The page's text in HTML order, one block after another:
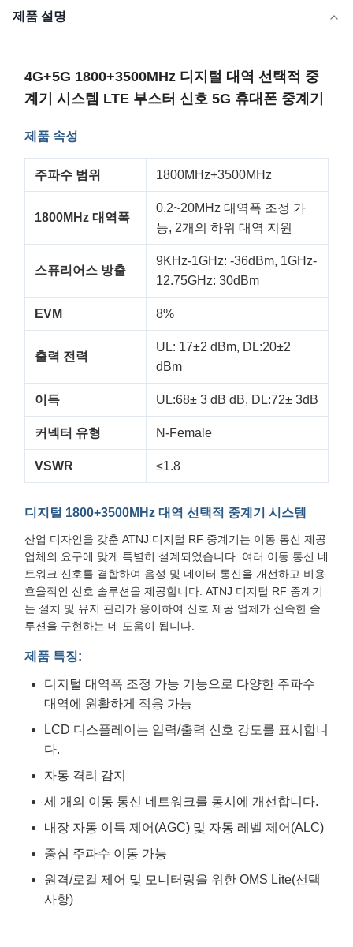
제품 설명
4G+5G 1800+3500MHz 디지털 대역 선택적 중
계기 시스템 LTE 부스터 신호 5G 휴대폰 중계기
제품 속성
주파수 범위 1800MHz+3500MHz
1800MHz 대역폭
0.2~20MHz 대역폭 조정 가
능, 2개의 하위 대역 지원
스퓨리어스 방출
9KHz-1GHz: -36dBm, 1GHz-
12.75GHz: 30dBm
EVM 8%
출력 전력
UL: 17±2 dBm, DL:20±2
dBm
이득 UL:68± 3 dB dB, DL:72± 3dB
커넥터 유형 N-Female
VSWR ≤1.8
디지털 1800+3500MHz 대역 선택적 중계기 시스템
산업 디자인을 갖춘 ATNJ 디지털 RF 중계기는 이동 통신 제공
업체의 요구에 맞게 특별히 설계되었습니다. 여러 이동 통신 네
트워크 신호를 결합하여 음성 및 데이터 통신을 개선하고 비용
효율적인 신호 솔루션을 제공합니다. ATNJ 디지털 RF 중계기
는 설치 및 유지 관리가 용이하여 신호 제공 업체가 신속한 솔
루션을 구현하는 데 도움이 됩니다.
제품 특징:
디지털 대역폭 조정 가능 기능으로 다양한 주파수
대역에 원활하게 적응 가능
LCD 디스플레이는 입력/출력 신호 강도를 표시합니
다.
자동 격리 감지
세 개의 이동 통신 네트워크를 동시에 개선합니다.
내장 자동 이득 제어(AGC) 및 자동 레벨 제어(ALC)
중심 주파수 이동 가능
원격/로컬 제어 및 모니터링을 위한 OMS Lite(선택
사항)